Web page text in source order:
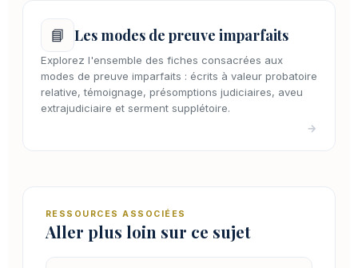
📘 Les modes de preuve imparfaits
Explorez l'ensemble des fiches consacrées aux
modes de preuve imparfaits : écrits à valeur probatoire
relative, témoignage, présomptions judiciaires, aveu
extrajudiciaire et serment supplétoire.
→
RESSOURCES ASSOCIÉES
Aller plus loin sur ce sujet